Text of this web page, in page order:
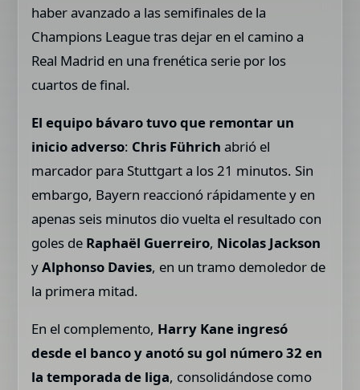
haber avanzado a las semifinales de la
Champions League tras dejar en el camino a
Real Madrid en una frenética serie por los
cuartos de final.
El equipo bávaro tuvo que remontar un
inicio adverso: Chris Führich abrió el
marcador para Stuttgart a los 21 minutos. Sin
embargo, Bayern reaccionó rápidamente y en
apenas seis minutos dio vuelta el resultado con
goles de Raphaël Guerreiro, Nicolas Jackson
yAlphonso Davies, en un tramo demoledor de
la primera mitad.
En el complemento, Harry Kane ingresó
desde el banco y anotó su gol número 32 en
la temporada de liga, consolidándose como